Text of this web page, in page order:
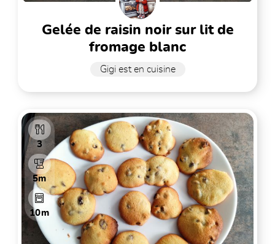
gelée de raisin noir sur lit de
fromage blanc
Gigi est en cuisine
3
5m
10m